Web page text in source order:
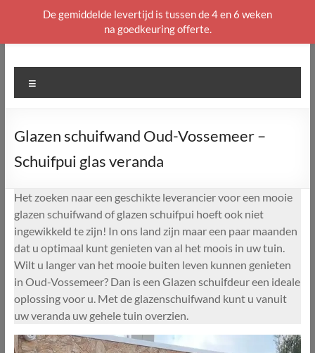
naar
Glazen schuifwand Oud-Vossemeer –
Schuifpui glas veranda
Het zoeken naar een geschikte leverancier voor een mooie
glazen schuifwand of glazen schuifpui hoeft ook niet
ingewikkeld te zijn! In ons land zijn maar een paar maanden
dat u optimaal kunt genieten van al het moois in uw tuin.
Wilt u langer van het mooie buiten leven kunnen genieten
in Oud-Vossemeer? Dan is een Glazen schuifdeur een ideale
oplossing voor u. Met de glazenschuifwand kunt u vanuit
uw veranda uw gehele tuin overzien.
De gemiddelde levertijd is tussen de 4 en 6 weken
na goedkeuring offerte.